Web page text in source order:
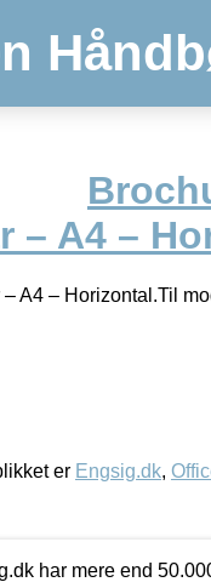
– A4 –
A4 – Horizontal.Til
er Engsig.dk,
har mere end